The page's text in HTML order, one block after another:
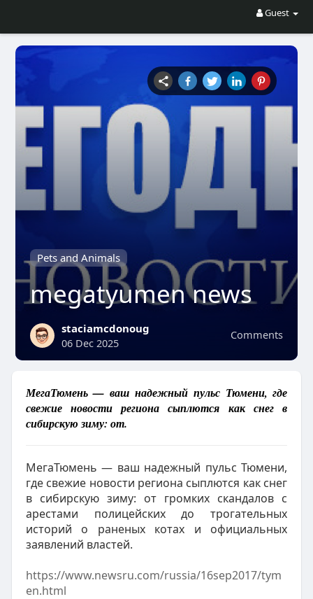
Guest
Pets and Animals
megatyumen news
Comments
staciamcdonoug
06 Dec 2025
МегаТюмень — ваш надежный пульс Тюмени, где
свежие новости региона сыплются как снег в
сибирскую зиму: от.
МегаТюмень — ваш надежный пульс Тюмени,
где свежие новости региона сыплются как снег
в сибирскую зиму: от громких скандалов с
арестами полицейских до трогательных
историй о раненых котах и официальных
заявлений властей.
https://www.newsru.com/russia/16sep2017/tym
en.html